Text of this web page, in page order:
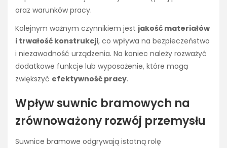
oraz warunków pracy.
Kolejnym ważnym czynnikiem jest jakość materiałów
i trwałość konstrukcji, co wpływa na bezpieczeństwo
i niezawodność urządzenia. Na koniec należy rozważyć
dodatkowe funkcje lub wyposażenie, które mogą
zwiększyć efektywność pracy.
Wpływ suwnic bramowych na
zrównoważony rozwój przemysłu
Suwnice bramowe odgrywają istotną rolę